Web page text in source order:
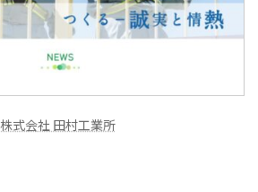
株式会社 田村工業所